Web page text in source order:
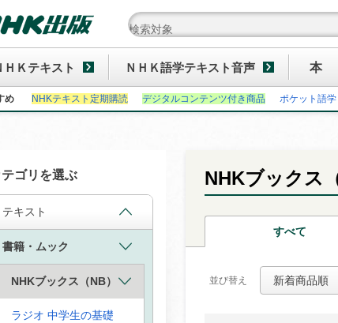
ＨＫテキスト ＮＨＫ語学テキスト音声 本
め NHKテキスト定期購読 デジタルコンテンツ付き商品 ポケット語学
NHKブックス
すべて
並び替え 新着商品順
テゴリを選ぶ
テキスト
書籍・ムック
NHKブックス（NB）
ラジオ 中学生の基礎